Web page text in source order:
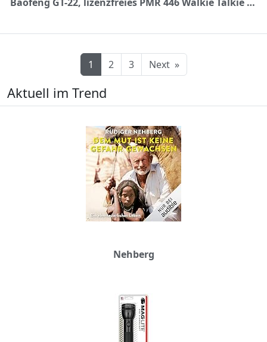
1 2 3 Next »
Aktuell im Trend
Nehberg